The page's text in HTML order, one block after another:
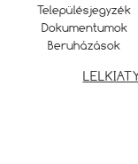
Településjegyzék
Dokumentumok
Beruházások